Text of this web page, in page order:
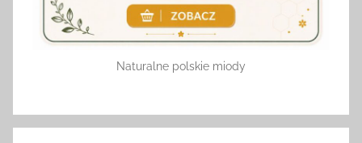
Naturalne polskie miody